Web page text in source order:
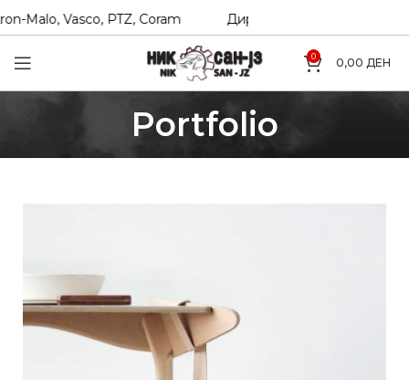
Vasco, PTZ, Coram Директни увозници на Hexol,
0 0,00 ДЕН
Portfolio